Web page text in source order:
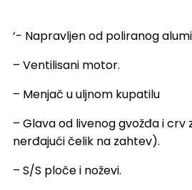
‘- Napravljen od poliranog
– Ventilisani motor.
– Menjač u uljnom kupatilu
– Glava od livenog gvožđa i crv
nerđajući čelik na zahtev).
– S/S ploče i noževi.